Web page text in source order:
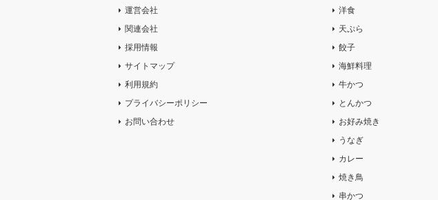
運営会社
関連会社
採用情報
サイトマップ
利用規約
プライバシーポリシー
お問い合わせ
洋食
天ぷら
餃子
海鮮料理
牛かつ
とんかつ
お好み焼き
うなぎ
カレー
焼き鳥
串かつ